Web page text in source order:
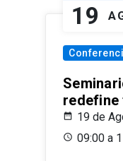
19
redefine
19 de
09:00 a